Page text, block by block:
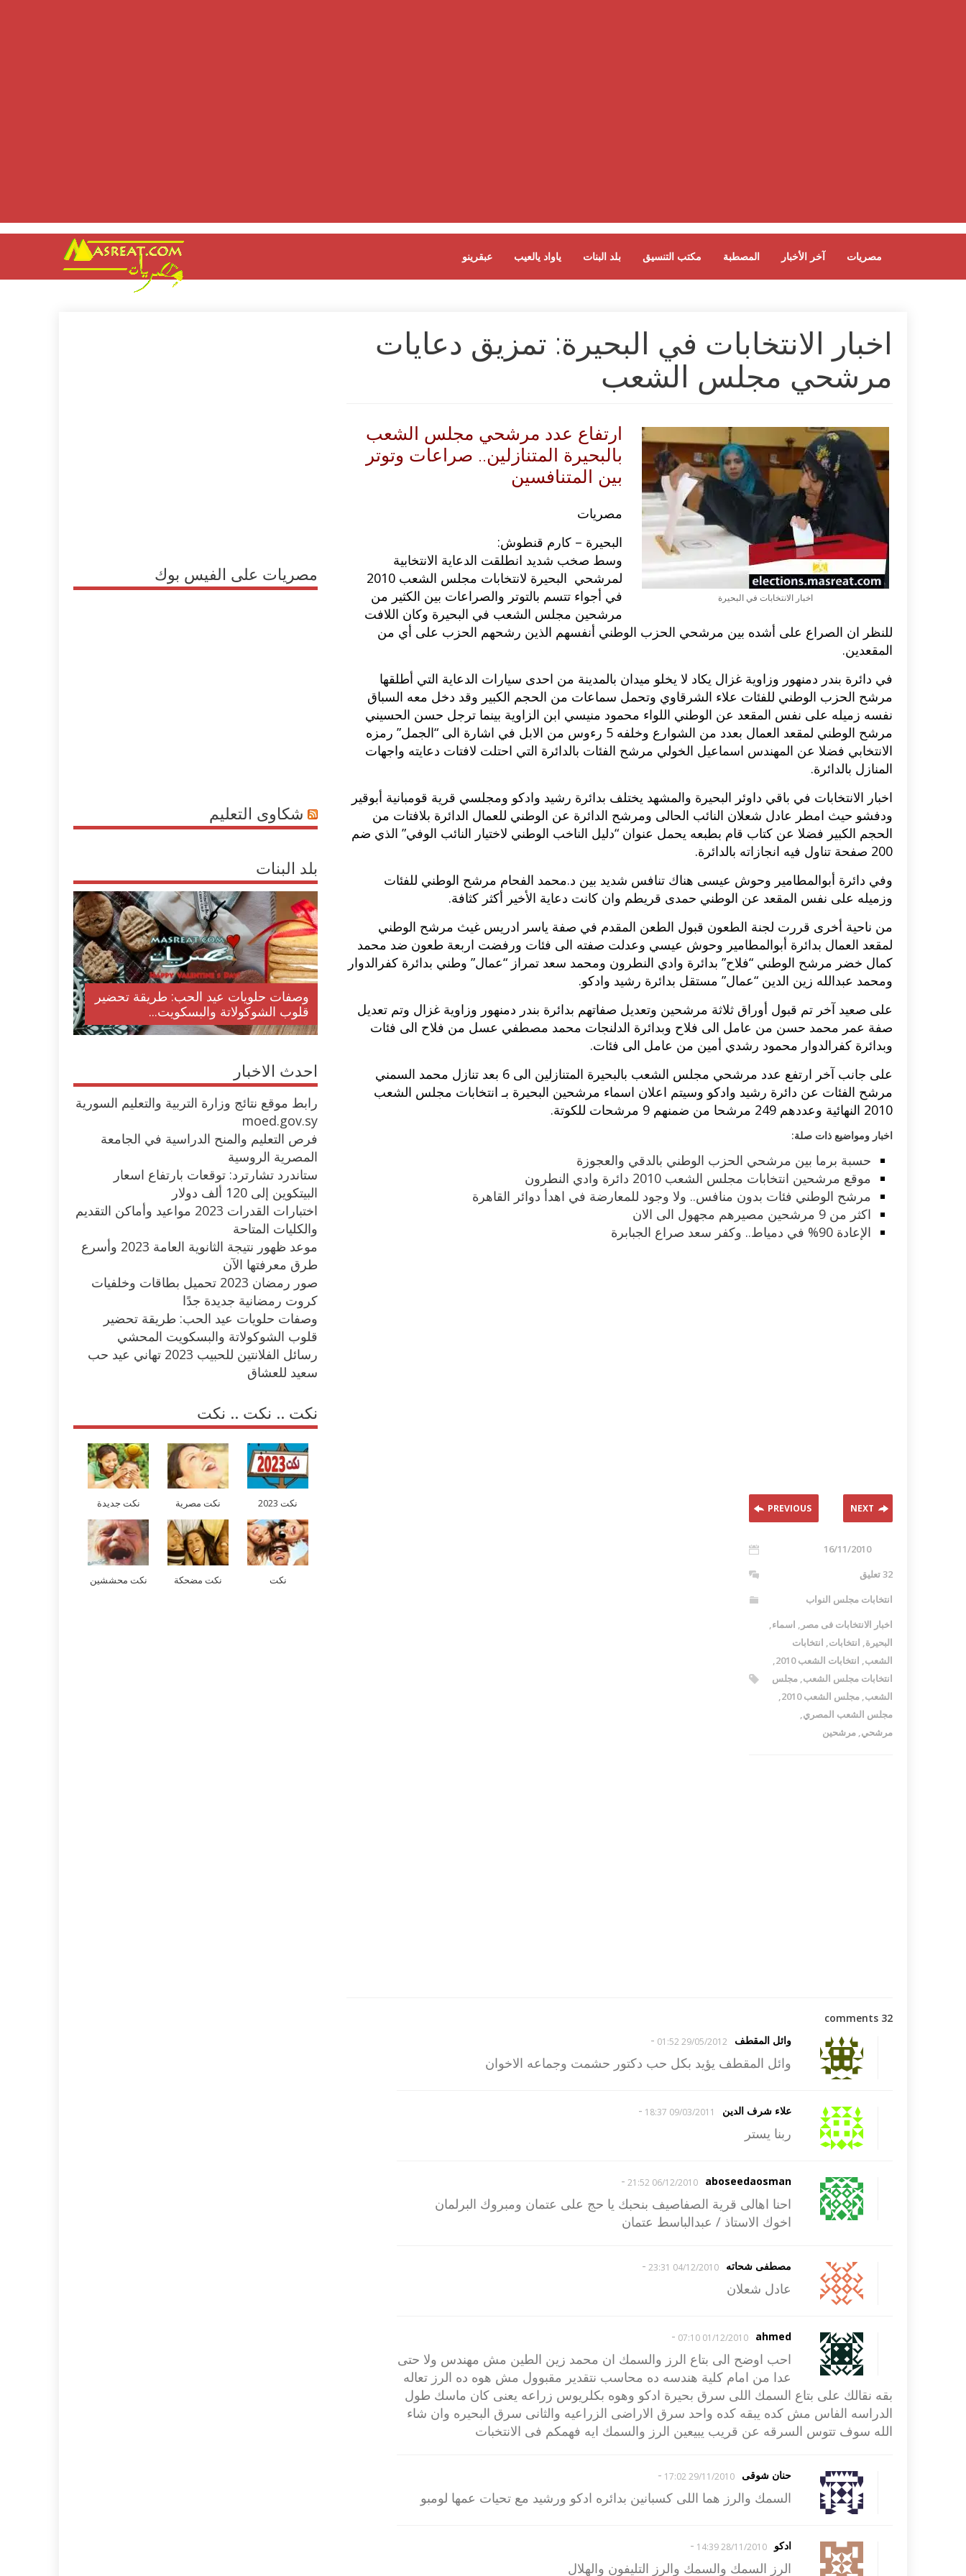
عبقرينو ياواد يالعيب بلد البنات مكتب التنسيق المصطبة آخر الأخبار مصريات
اخبار الانتخابات في البحيرة: تمزيق دعايات
مرشحي مجلس الشعب
اخبار الانتخابات في البحيرة
ارتفاع عدد مرشحي مجلس الشعب
بالبحيرة المتنازلين.. صراعات وتوتر
بين المتنافسين
مصريات
البحيرة – كارم قنطوش:
وسط صخب شديد انطلقت الدعاية الانتخابية
لمرشحي البحيرة لانتخابات مجلس الشعب 2010
في أجواء تتسم بالتوتر والصراعات بين الكثير من
مرشحين مجلس الشعب في البحيرة وكان اللافت
للنظر ان الصراع على أشده بين مرشحي الحزب الوطني أنفسهم الذين رشحهم الحزب على أي من
المقعدين.
في دائرة بندر دمنهور وزاوية غزال يكاد لا يخلو ميدان بالمدينة من احدى سيارات الدعاية التي أطلقها
مرشح الحزب الوطني للفئات علاء الشرقاوي وتحمل سماعات من الحجم الكبير وقد دخل معه السباق
نفسه زميله على نفس المقعد عن الوطني اللواء محمود منيسي ابن الزاوية بينما ترجل حسن الحسيني
مرشح الوطني لمقعد العمال بعدد من الشوارع وخلفه 5 رءوس من الابل في اشارة الى “الجمل” رمزه
الانتخابي فضلا عن المهندس اسماعيل الخولي مرشح الفئات بالدائرة التي احتلت لافتات دعايته واجهات
المنازل بالدائرة.
اخبار الانتخابات في باقي داوئر البحيرة والمشهد يختلف بدائرة رشيد وادكو ومجلسي قرية قومبانية أبوقير
ودفشو حيث امطر عادل شعلان النائب الحالى ومرشح الدائرة عن الوطني للعمال الدائرة بلافتات من
الحجم الكبير فضلا عن كتاب قام بطبعه يحمل عنوان “دليل الناخب الوطني لاختيار النائب الوفي” الذي ضم
200 صفحة تناول فيه انجازاته بالدائرة.
وفي دائرة أبوالمطامير وحوش عيسى هناك تنافس شديد بين د.محمد الفحام مرشح الوطني للفئات
وزميله على نفس المقعد عن الوطني حمدى قريطم وان كانت دعاية الأخير أكثر كثافة.
من ناحية أخرى قررت لجنة الطعون قبول الطعن المقدم في صفة ياسر ادريس غيث مرشح الوطني
لمقعد العمال بدائرة أبوالمطامير وحوش عيسي وعدلت صفته الى فئات ورفضت اربعة طعون ضد محمد
كمال خضر مرشح الوطني “فلاح” بدائرة وادي النطرون ومحمد سعد تمراز “عمال” وطني بدائرة كفرالدوار
ومحمد عبدالله زين الدين “عمال” مستقل بدائرة رشيد وادكو.
على صعيد آخر تم قبول أوراق ثلاثة مرشحين وتعديل صفاتهم بدائرة بندر دمنهور وزاوية غزال وتم تعديل
صفة عمر محمد حسن من عامل الى فلاح وبدائرة الدلنجات محمد مصطفي عسل من فلاح الى فئات
وبدائرة كفرالدوار محمود رشدي أمين من عامل الى فئات.
على جانب آخر ارتفع عدد مرشحي مجلس الشعب بالبحيرة المتنازلين الى 6 بعد تنازل محمد السمني
مرشح الفئات عن دائرة رشيد وادكو وسيتم اعلان اسماء مرشحين البحيرة بـ انتخابات مجلس الشعب
2010 النهائية وعددهم 249 مرشحا من ضمنهم 9 مرشحات للكوتة.
اخبار ومواضيع ذات صلة:
حسبة برما بين مرشحي الحزب الوطني بالدقي والعجوزة
موقع مرشحين انتخابات مجلس الشعب 2010 دائرة وادي النطرون
مرشح الوطني فئات بدون منافس.. ولا وجود للمعارضة في اهدأ دوائر القاهرة
اكثر من 9 مرشحين مصيرهم مجهول الى الان
الإعادة 90% في دمياط.. وكفر سعد صراع الجبابرة
PREVIOUS NEXT
16/11/2010
32 تعليق
انتخابات مجلس النواب
اخبار الانتخابات فى مصر , اسماء,
البحيرة, انتخابات, انتخابات
الشعب, انتخابات الشعب 2010
,
انتخابات مجلس الشعب, مجلس
الشعب, مجلس الشعب 2010
,
مجلس الشعب المصري,
مرشحي, مرشحين
32 comments
وائل المقطف
29/05/2012 01:52
-
وائل المقطف يؤيد بكل حب دكتور حشمت وجماعه الاخوان
علاء شرف الدين 09/03/2011 18:37
-
ربنا يستر
aboseedaosman
06/12/2010 21:52
-
احنا اهالى قرية الصفاصيف بنحبك يا حج على عتمان ومبروك البرلمان
اخوك الاستاذ / عبدالباسط عتمان
مصطفى شحاته 04/12/2010 23:31
-
عادل شعلان
ahmed
01/12/2010 07:10
-
احب اوضح الى بتاع الرز والسمك ان محمد زين الطين مش مهندس ولا حتى
عدا من امام كلية هندسه ده محاسب نتقدير مقبوول مش هوه ده الرز تعاله
بقه نقالك على بتاع السمك اللى سرق بحيرة ادكو وهوه بكلريوس زراعه يعنى كان ماسك طول
الدراسه الفاس مش كده يبقه كده واحد سرق الاراضى الزراعيه والثانى سرق البحيره وان شاء
الله سوف تتوس السرقه عن قريب يبيعين الرز والسمك ايه فهمكم فى الانتخبات
حنان شوقى 29/11/2010 17:02
-
السمك والرز هما اللى كسبانين بدائره ادكو ورشيد مع تحيات عمها لومبو
ادكو 28/11/2010 14:39
-
الرز السمك والسمك والرز التليفون والهلال
مصريات على الفيس بوك
شكاوى التعليم
بلد البنات
وصفات حلويات عيد الحب: طريقة تحضير
قلوب الشوكولاتة والبسكويت...
والميلاد المجيد الكريسما...
وصفات بالفيديو والصور...
احدث الاخبار
رابط موقع نتائج وزارة التربية والتعليم السورية
moed.gov.sy
فرص التعليم والمنح الدراسية في الجامعة
المصرية الروسية
ستاندرد تشارترد: توقعات بارتفاع اسعار
البيتكوين إلى 120 ألف دولار
اختبارات القدرات 2023 مواعيد وأماكن التقديم
والكليات المتاحة
موعد ظهور نتيجة الثانوية العامة 2023 وأسرع
طرق معرفتها الآن
صور رمضان 2023 تحميل بطاقات وخلفيات
كروت رمضانية جديدة جدًا
وصفات حلويات عيد الحب: طريقة تحضير
قلوب الشوكولاتة والبسكويت المحشي
رسائل الفلانتين للحبيب 2023 تهاني عيد حب
سعيد للعشاق
نكت .. نكت .. نكت
نكت 2023 نكت مصرية نكت جديدة
نكت نكت مضحكة نكت محششين